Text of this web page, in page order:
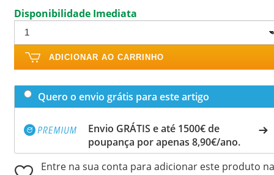
Disponibilidade Imediata
ADICIONAR AO CARRINHO
Quero o envio grátis para este artigo
Envio GRÁTIS e até 1500€ de
poupança por apenas 8,90€/ano.
Entre na sua conta para adicionar este produto na